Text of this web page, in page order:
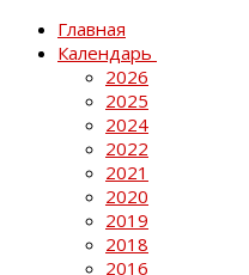
Главная
Календарь
2026
2025
2024
2022
2021
2020
2019
2018
2016